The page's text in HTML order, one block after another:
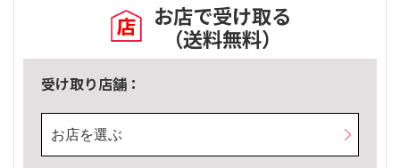
お店で受け取る
（送料無料）
受け取り店舗：
お店を選ぶ